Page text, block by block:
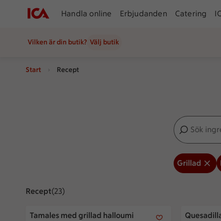
Handla online Erbjudanden Catering
Vilken är din butik? Välj butik
Start Recept
Sök
Inga förslag
Grillad
ReceptVisar 23 stycken
(23)
Tamales med grillad halloumi
Tamales med grillad halloumi